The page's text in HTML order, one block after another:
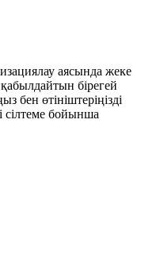
аясында жеке
бірегей
бен өтініштеріңізді
сілтеме бойынша